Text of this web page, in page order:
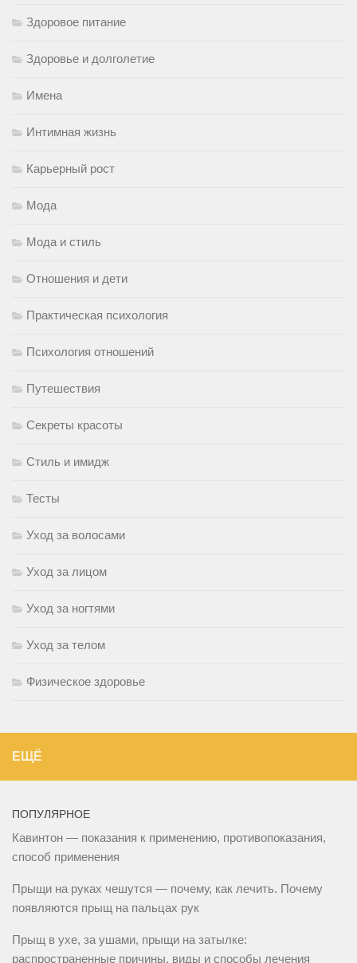
Здоровое питание
Здоровье и долголетие
Имена
Интимная жизнь
Карьерный рост
Мода
Мода и стиль
Отношения и дети
Практическая психология
Психология отношений
Путешествия
Секреты красоты
Стиль и имидж
Тесты
Уход за волосами
Уход за лицом
Уход за ногтями
Уход за телом
Физическое здоровье
ЕЩЁ
ПОПУЛЯРНОЕ
Кавинтон — показания к применению, противопоказания,
способ применения
Прыщи на руках чешутся — почему, как лечить. Почему
появляются прыщ на пальцах рук
Прыщ в ухе, за ушами, прыщи на затылке:
распространенные причины, виды и способы лечения